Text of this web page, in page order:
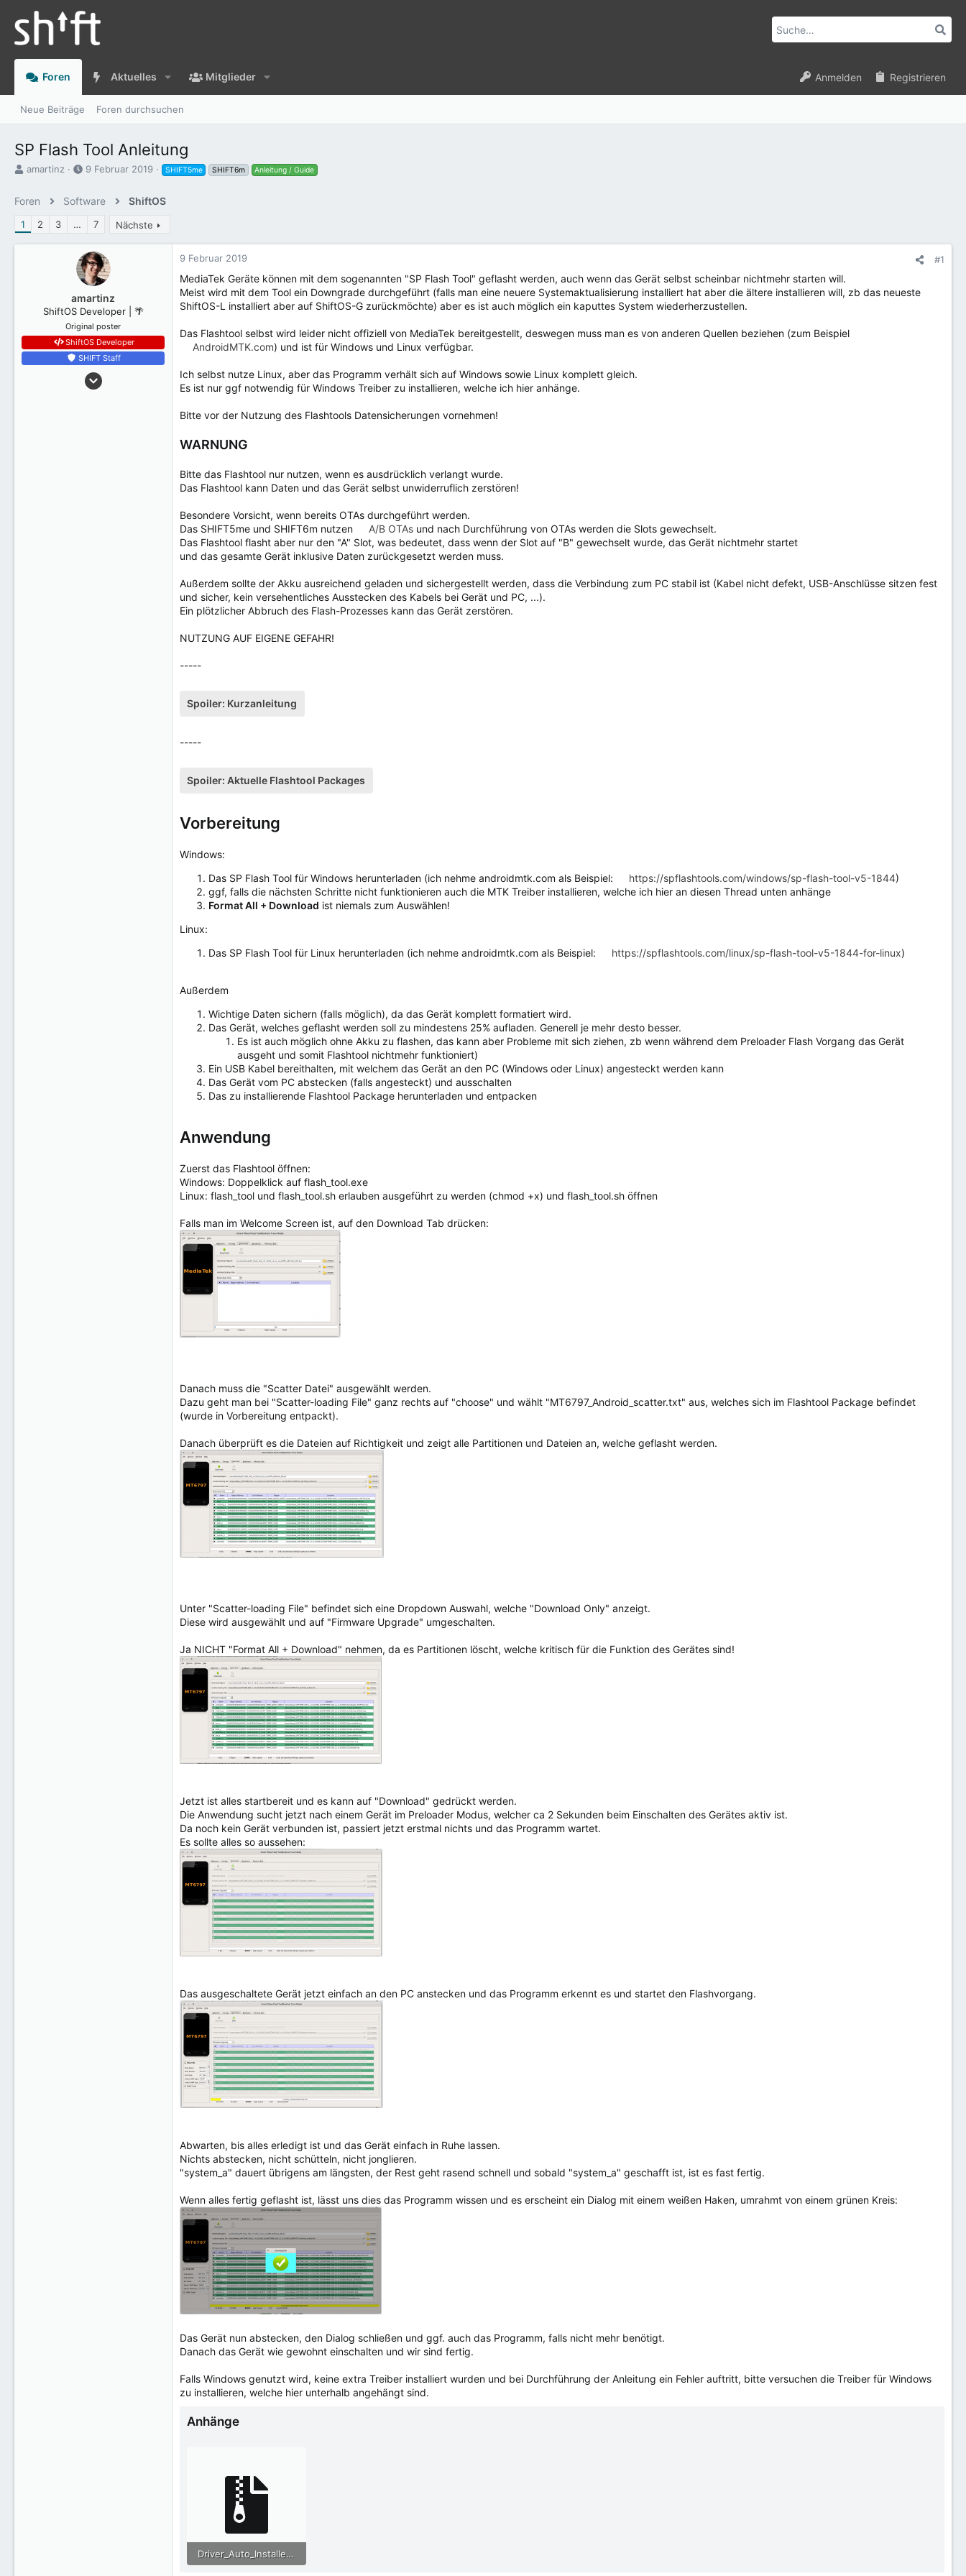
Foren Aktuelles Mitglieder Anmelden Registrieren
Neue Beiträge Foren durchsuchen
SP Flash Tool Anleitung
E
t
l
l
amartinz
E
t
l
t
a
m
9 Februar 2019 SHIFT5me SHIFT6m Anleitung / Guide
Foren Software ShiftOS
1 2 3 … 7 Nächste
amartinz
ShiftOS Developer | 🌴
Original poster
ShiftOS Developer
SHIFT Staff
9 Februar 2019 #1
MediaTek Geräte können mit dem sogenannten "SP Flash Tool" geflasht werden, auch wenn das Gerät selbst scheinbar nichtmehr starten will.
Meist wird mit dem Tool ein Downgrade durchgeführt (falls man eine neuere Systemaktualisierung installiert hat aber die ältere installieren will, zb das neueste
ShiftOS-L installiert aber auf ShiftOS-G zurückmöchte) aber es ist auch möglich ein kaputtes System wiederherzustellen.
Das Flashtool selbst wird leider nicht offiziell von MediaTek bereitgestellt, deswegen muss man es von anderen Quellen beziehen (zum Beispiel
AndroidMTK.com) und ist für Windows und Linux verfügbar.
Ich selbst nutze Linux, aber das Programm verhält sich auf Windows sowie Linux komplett gleich.
Es ist nur ggf notwendig für Windows Treiber zu installieren, welche ich hier anhänge.
Bitte vor der Nutzung des Flashtools Datensicherungen vornehmen!
WARNUNG
Bitte das Flashtool nur nutzen, wenn es ausdrücklich verlangt wurde.
Das Flashtool kann Daten und das Gerät selbst unwiderruflich zerstören!
Besondere Vorsicht, wenn bereits OTAs durchgeführt werden.
Das SHIFT5me und SHIFT6m nutzen
A/B OTAs und nach Durchführung von OTAs werden die Slots gewechselt.
Das Flashtool flasht aber nur den "A" Slot, was bedeutet, dass wenn der Slot auf "B" gewechselt wurde, das Gerät nichtmehr startet
und das gesamte Gerät inklusive Daten zurückgesetzt werden muss.
Außerdem sollte der Akku ausreichend geladen und sichergestellt werden, dass die Verbindung zum PC stabil ist (Kabel nicht defekt, USB-Anschlüsse sitzen fest
und sicher, kein versehentliches Ausstecken des Kabels bei Gerät und PC, ...).
Ein plötzlicher Abbruch des Flash-Prozesses kann das Gerät zerstören.
NUTZUNG AUF EIGENE GEFAHR!
-----
Spoiler: Kurzanleitung
-----
Spoiler: Aktuelle Flashtool Packages
Vorbereitung
Windows:
Das SP Flash Tool für Windows herunterladen (ich nehme androidmtk.com als Beispiel:
https://spflashtools.com/windows/sp-flash-tool-v5-1844)
ggf, falls die nächsten Schritte nicht funktionieren auch die MTK Treiber installieren, welche ich hier an diesen Thread unten anhänge
Format All + Download ist niemals zum Auswählen!
Linux:
Das SP Flash Tool für Linux herunterladen (ich nehme androidmtk.com als Beispiel:
https://spflashtools.com/linux/sp-flash-tool-v5-1844-for-linux)
Außerdem
Wichtige Daten sichern (falls möglich), da das Gerät komplett formatiert wird.
Das Gerät, welches geflasht werden soll zu mindestens 25% aufladen. Generell je mehr desto besser.
Es ist auch möglich ohne Akku zu flashen, das kann aber Probleme mit sich ziehen, zb wenn während dem Preloader Flash Vorgang das Gerät
ausgeht und somit Flashtool nichtmehr funktioniert)
Ein USB Kabel bereithalten, mit welchem das Gerät an den PC (Windows oder Linux) angesteckt werden kann
Das Gerät vom PC abstecken (falls angesteckt) und ausschalten
Das zu installierende Flashtool Package herunterladen und entpacken
Anwendung
Zuerst das Flashtool öffnen:
Windows: Doppelklick auf flash_tool.exe
Linux: flash_tool und flash_tool.sh erlauben ausgeführt zu werden (chmod +x) und flash_tool.sh öffnen
Falls man im Welcome Screen ist, auf den Download Tab drücken:
Danach muss die "Scatter Datei" ausgewählt werden.
Dazu geht man bei "Scatter-loading File" ganz rechts auf "choose" und wählt "MT6797_Android_scatter.txt" aus, welches sich im Flashtool Package befindet
(wurde in Vorbereitung entpackt).
Danach überprüft es die Dateien auf Richtigkeit und zeigt alle Partitionen und Dateien an, welche geflasht werden.
Unter "Scatter-loading File" befindet sich eine Dropdown Auswahl, welche "Download Only" anzeigt.
Diese wird ausgewählt und auf "Firmware Upgrade" umgeschalten.
Ja NICHT "Format All + Download" nehmen, da es Partitionen löscht, welche kritisch für die Funktion des Gerätes sind!
Jetzt ist alles startbereit und es kann auf "Download" gedrückt werden.
Die Anwendung sucht jetzt nach einem Gerät im Preloader Modus, welcher ca 2 Sekunden beim Einschalten des Gerätes aktiv ist.
Da noch kein Gerät verbunden ist, passiert jetzt erstmal nichts und das Programm wartet.
Es sollte alles so aussehen:
Das ausgeschaltete Gerät jetzt einfach an den PC anstecken und das Programm erkennt es und startet den Flashvorgang.
Abwarten, bis alles erledigt ist und das Gerät einfach in Ruhe lassen.
Nichts abstecken, nicht schütteln, nicht jonglieren.
"system_a" dauert übrigens am längsten, der Rest geht rasend schnell und sobald "system_a" geschafft ist, ist es fast fertig.
Wenn alles fertig geflasht ist, lässt uns dies das Programm wissen und es erscheint ein Dialog mit einem weißen Haken, umrahmt von einem grünen Kreis:
Das Gerät nun abstecken, den Dialog schließen und ggf. auch das Programm, falls nicht mehr benötigt.
Danach das Gerät wie gewohnt einschalten und wir sind fertig.
Falls Windows genutzt wird, keine extra Treiber installiert wurden und bei Durchführung der Anleitung ein Fehler auftritt, bitte versuchen die Treiber für Windows
zu installieren, welche hier unterhalb angehängt sind.
Anhänge
Driver_Auto_Installer_EXE_v5.1632.00.zip